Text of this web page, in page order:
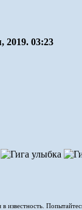
2019. 03:23
известность.